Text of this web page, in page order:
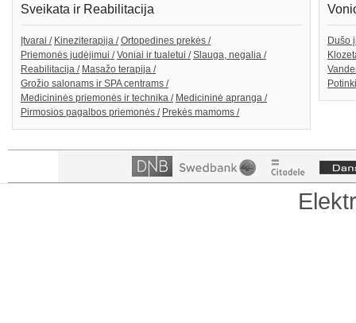
Sveikata ir Reabilitacija
Įtvarai / Kineziterapija / Ortopedines prekės /
Priemonės judėjimui / Voniai ir tualetui / Slauga, negalia /
Reabilitacija / Masažo terapija /
Grožio salonams ir SPA centrams /
Medicininės priemonės ir technika / Medicininė apranga /
Pirmosios pagalbos priemonės / Prekės mamoms /
Dušo